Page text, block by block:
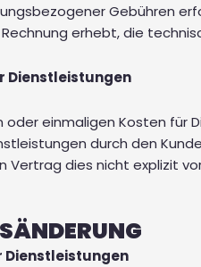
Gebühren
erhebt, die
Dienstleistungen
oder einmaligen Kosten für
durch den
Vertrag dies nicht explizit
Dienstleistungen